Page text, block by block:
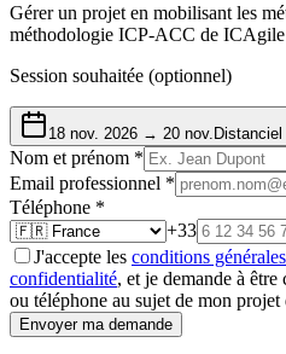
Gérer un projet en mobilisant les
méthodologie ICP-ACC de ICAgile
Session souhaitée (optionnel)
18 nov. 2026 → 20 nov. Distanciel
Nom et prénom *
Email professionnel *
Téléphone *
+33
J'accepte les conditions
confidentialité, et je demande à
ou téléphone au sujet de mon
Envoyer ma demande